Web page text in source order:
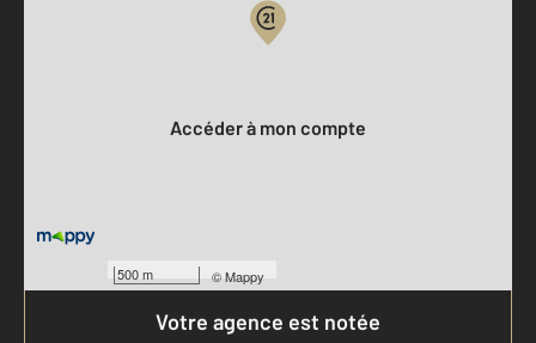
500 m ©Mappy
Accéder à mon compte
Votre agence est notée